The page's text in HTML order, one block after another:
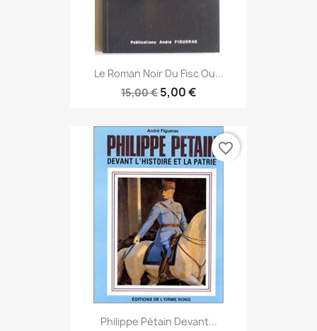
Le Roman Noir Du Fisc Ou...
15,00 € 5,00 €
Philippe Pétain Devant...
favorite_border